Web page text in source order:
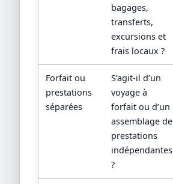
bagages,
transferts,
excursions et
frais locaux ?
Forfait ou
prestations
séparées
S’agit-il d’un
voyage à
forfait ou d’un
assemblage de
prestations
indépendantes
?